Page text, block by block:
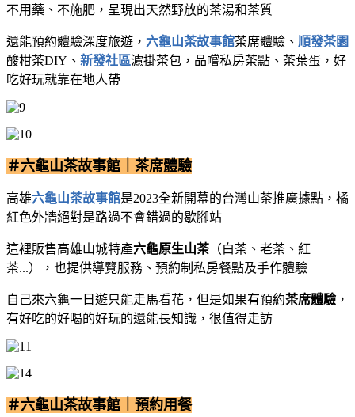
不用藥、不施肥，呈現出天然野放的茶湯和茶質
還能預約體驗深度旅遊， 六龜山茶故事館茶席體驗、 順發茶園
酸柑茶DIY、 新發社區濾掛茶包，品嚐私房茶點、茶葉蛋，好
吃好玩就靠在地人帶
＃六龜山茶故事館｜茶席體驗
高雄六龜山茶故事館是2023全新開幕的台灣山茶推廣據點，橘
紅色外牆絕對是路過不會錯過的歇腳站
這裡販售高雄山城特產六龜原生山茶（白茶、老茶、紅
茶...），也提供導覽服務、預約制私房餐點及手作體驗
自己來六龜一日遊只能走馬看花，但是如果有預約茶席體驗 ，
有好吃的好喝的好玩的還能長知識，很值得走訪
＃六龜山茶故事館｜預約用餐